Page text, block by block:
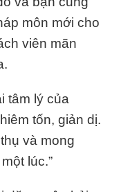
môn mới cho
viên mãn
tâm lý của
tốn, giản dị.
và mong
lúc.”